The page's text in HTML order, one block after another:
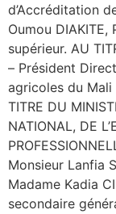
d’Accréditation
Oumou DIAKITE,
supérieur. AU
– Président
agricoles du Mali
TITRE DU
NATIONAL, DE
Monsieur Lanfia
Madame Kadia
secondaire